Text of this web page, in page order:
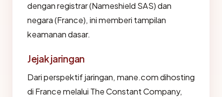
dengan registrar (Nameshield SAS) dan
negara (France), ini memberi tampilan
keamanan dasar.
Jejak jaringan
Dari perspektif jaringan, mane.com dihosting
di France melalui The Constant Company,